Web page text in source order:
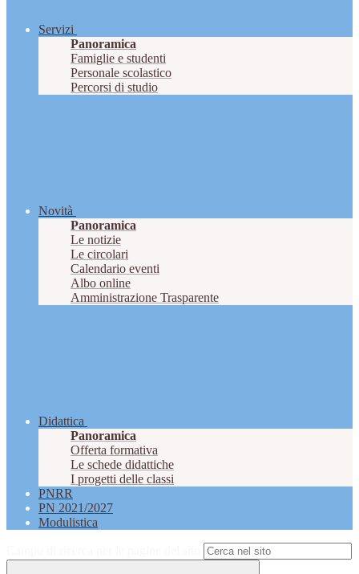
Servizi
Panoramica
Famiglie e studenti
Personale scolastico
Percorsi di studio
Novità
Panoramica
Le notizie
Le circolari
Calendario eventi
Albo online
Amministrazione Trasparente
Didattica
Panoramica
Offerta formativa
Le schede didattiche
I progetti delle classi
PNRR
PN 2021/2027
Modulistica